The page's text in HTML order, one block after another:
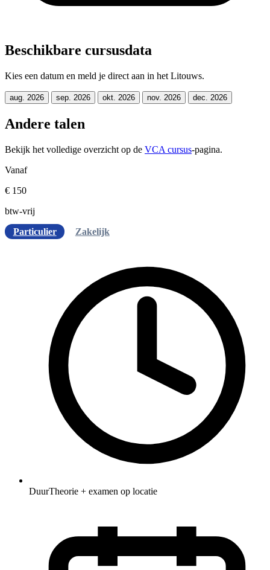
Beschikbare cursusdata
Kies een datum en meld je direct aan in het Litouws.
aug. 2026 sep. 2026 okt. 2026 nov. 2026 dec. 2026
Andere talen
Bekijk het volledige overzicht op de VCA cursus-pagina.
Vanaf
€ 150
btw-vrij
Particulier
Zakelijk
DuurTheorie + examen op locatie